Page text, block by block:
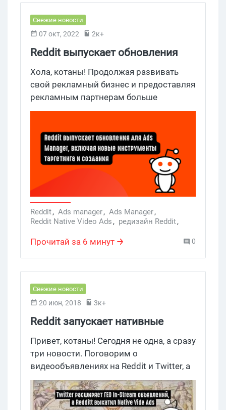
и 8 причин, почему стоит хотя бы раз
пролить траф с этой площадки.
Свежие новости
07 окт, 2022 2к+
Reddit выпускает обновления
для Ads Manager, включая новые
инструменты таргетинга и
создания
Хола, котаны! Продолжая развивать
свой рекламный бизнес и предоставляя
рекламным партнерам больше
возможностей, Reddit объявил о
Ads Manager, которое облегчит
компаниям начало работы с
кампаниями и охват нужной аудитории
в приложении.
Reddit, Ads manager, Ads Manager,
Reddit Native Video Ads, редизайн Reddit,
Прочитай за 6 минут 0
Свежие новости
20 июн, 2018 3к+
Reddit запускает нативные
видеообъявления, а Twitter
представил новый ресурс и
расширяет In-Stream ГЕО
Привет, котаны! Сегодня не одна, а сразу
три новости. Поговорим о
видеообъявлениях на Reddit и Twitter, а
также расскажем вам о новом ресурсе
под названием Twitter Media.